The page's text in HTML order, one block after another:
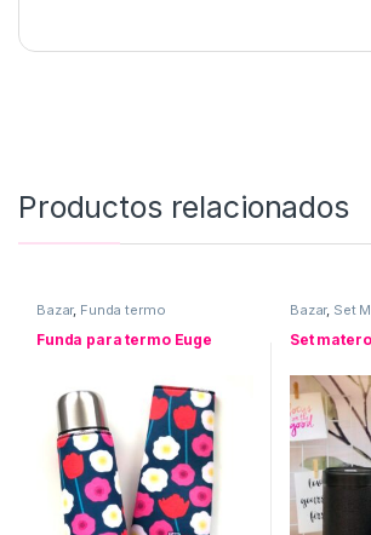
Productos relacionados
Bazar, Funda termo
Funda para termo Euge
Bazar, Set
Set